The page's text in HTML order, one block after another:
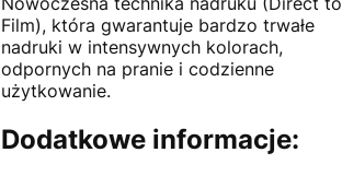
Film), która gwarantuje bardzo trwałe
nadruki w intensywnych kolorach,
odpornych na pranie i codzienne
użytkowanie.
Dodatkowe informacje: